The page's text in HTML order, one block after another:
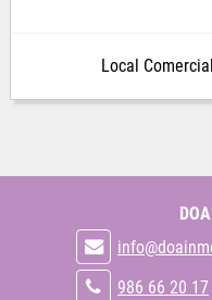
Local
986 66 20 17